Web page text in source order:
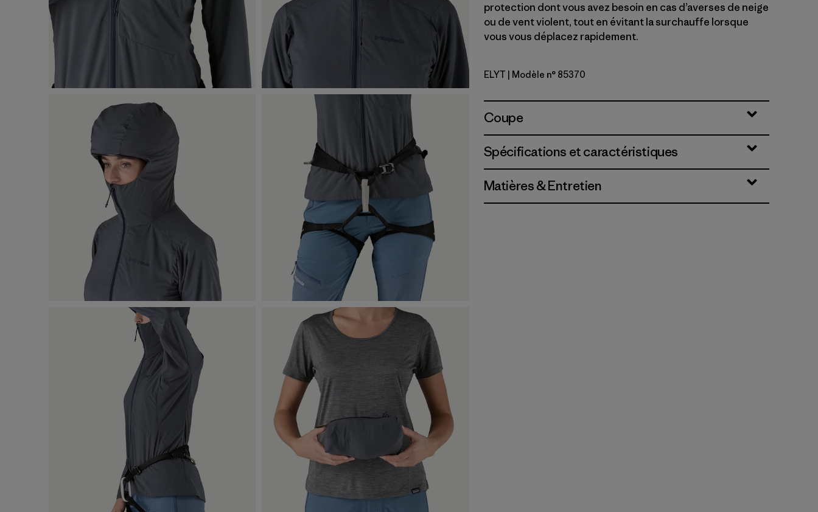
protection dont vous avez besoin en cas d’averses de neige
ou de vent violent, tout en évitant la surchauffe lorsque
vous vous déplacez rapidement.
Early Teal
ELYT | Modèle n° 85370
Coupe
Spécifications et caractéristiques
Matières & Entretien